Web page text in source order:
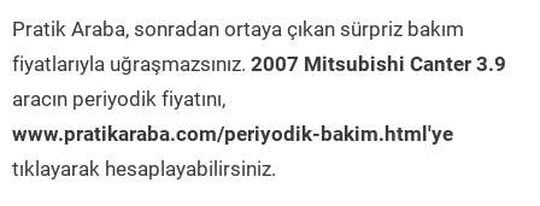
Pratik Araba, sonradan ortaya çıkan sürpriz bakım
fiyatlarıyla uğraşmazsınız. 2007 Mitsubishi Canter 3.9
aracın periyodik fiyatını,
www.pratikaraba.com/periyodik-bakim.html'ye
tıklayarak hesaplayabilirsiniz.